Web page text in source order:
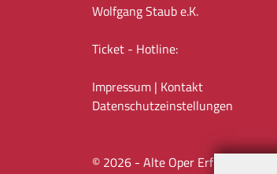
Wolfgang Staub e.K.
Ticket - Hotline:
Impressum | Kontakt
Datenschutz­einstellungen
© 2026 - Alte Oper Erfurt & DASDIE